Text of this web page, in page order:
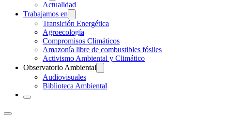
Actualidad
Trabajamos en
Transición Energética
Agroecología
Compromisos Climáticos
Amazonía libre de combustibles fósiles
Activismo Ambiental y Climático
Observatorio Ambiental
Audiovisuales
Biblioteca Ambiental